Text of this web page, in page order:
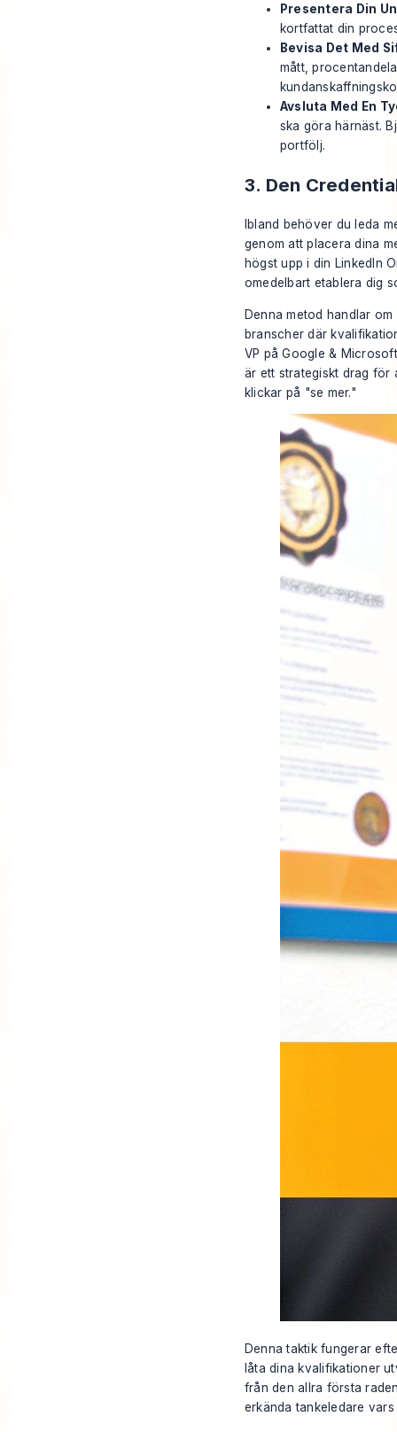
Presentera Din
kortfattat din
Bevisa Det Med
mått,
Avsluta Med En
ska göra härnäst.
portfölj.
3. Den
Ibland behöver du leda
genom att placera dina
högst upp i din LinkedIn
omedelbart etablera dig
Denna metod handlar
branscher där
VP på Google &
är ett strategiskt drag för
klickar på "se mer."
Denna taktik fungerar
låta dina kvalifikationer
från den allra första
erkända tankeledare